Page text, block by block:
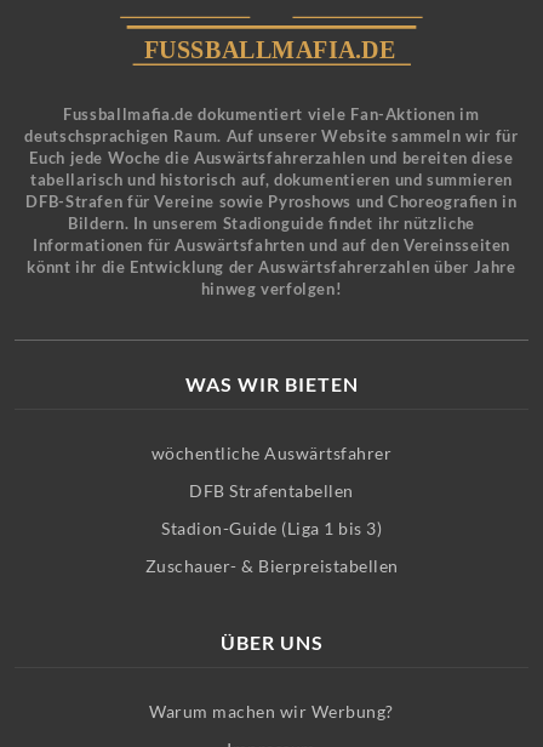
Fussballmafia.de dokumentiert viele Fan-Aktionen im
deutschsprachigen Raum. Auf unserer Website sammeln wir für
Euch jede Woche die Auswärtsfahrerzahlen und bereiten diese
tabellarisch und historisch auf, dokumentieren und summieren
DFB-Strafen für Vereine sowie Pyroshows und Choreografien in
Bildern. In unserem Stadionguide findet ihr nützliche
Informationen für Auswärtsfahrten und auf den Vereinsseiten
könnt ihr die Entwicklung der Auswärtsfahrerzahlen über Jahre
hinweg verfolgen!
WAS WIR BIETEN
wöchentliche Auswärtsfahrer
DFB Strafentabellen
Stadion-Guide (Liga 1 bis 3)
Zuschauer- & Bierpreistabellen
ÜBER UNS
Warum machen wir Werbung?